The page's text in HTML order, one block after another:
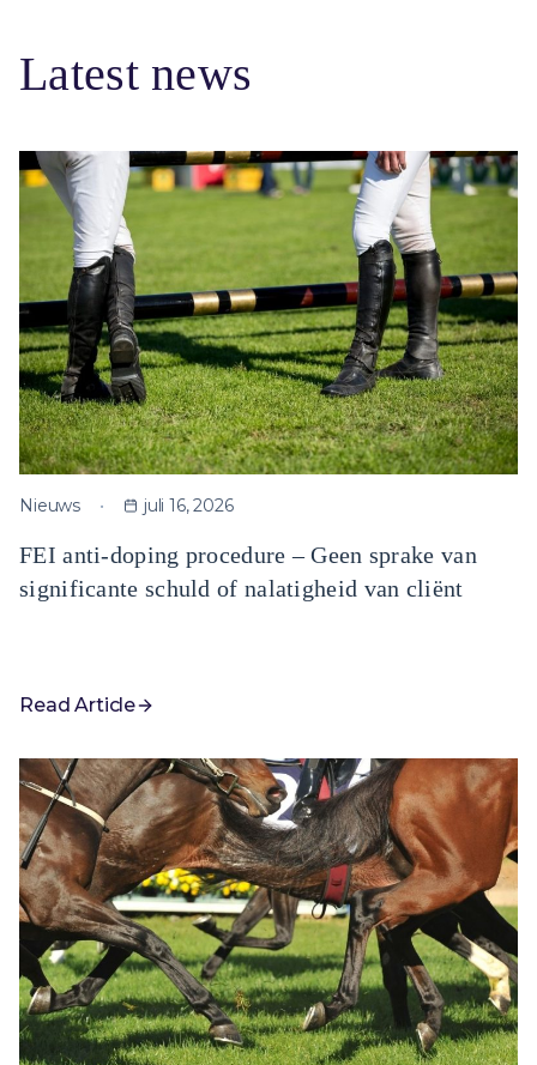
Latest news
Nieuws juli 16, 2026
FEI anti-doping procedure – Geen sprake van
significante schuld of nalatigheid van cliënt
Read Article